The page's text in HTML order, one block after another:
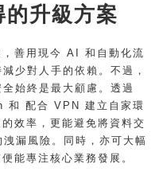
升級方案
善用現今 AI 和自動化流
少對人手的依賴。不過，
始終是最大顧慮。透過
配合 VPN 建立自家環
效率，更能避免將資料交
漏風險。同時，亦可大幅
能專注核心業務發展。